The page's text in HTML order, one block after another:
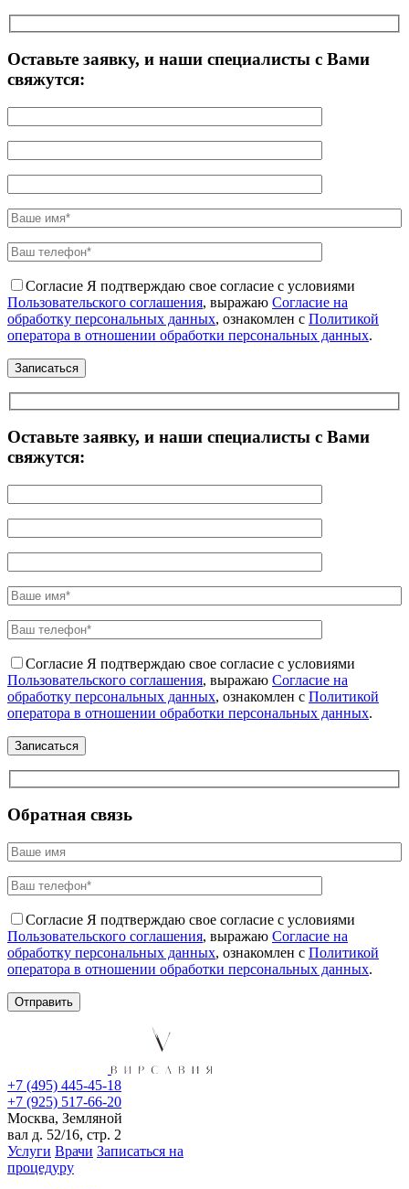
Оставьте заявку, и наши специалисты с Вами
свяжутся:
Согласие Я подтверждаю свое согласие с условиями
Пользовательского соглашения, выражаю Согласие на
обработку персональных данных, ознакомлен с Политикой
оператора в отношении обработки персональных данных.
Оставьте заявку, и наши специалисты с Вами
свяжутся:
Согласие Я подтверждаю свое согласие с условиями
Пользовательского соглашения, выражаю Согласие на
обработку персональных данных, ознакомлен с Политикой
оператора в отношении обработки персональных данных.
Обратная связь
Согласие Я подтверждаю свое согласие с условиями
Пользовательского соглашения, выражаю Согласие на
обработку персональных данных, ознакомлен с Политикой
оператора в отношении обработки персональных данных.
+7 (495) 445-45-18
+7 (925) 517-66-20
Москва, Земляной
вал д. 52/16, стр. 2
Услуги Врачи Записаться на
процедуру